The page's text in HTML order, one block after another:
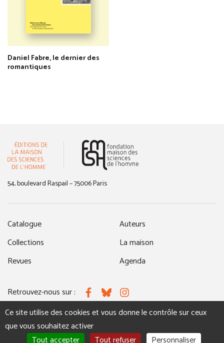
Daniel Fabre, le dernier des
romantiques
54, boulevard Raspail – 75006 Paris
Catalogue
Collections
Revues
Auteurs
La maison
Agenda
Retrouvez-nous sur : FacebookBlueskyInstagram
MENTIONS LÉGALES NOUS CONTACTER
Ce site utilise des cookies et vous donne le contrôle sur ceux
que vous souhaitez activer
Tout accepter
Tout refuser Personnaliser